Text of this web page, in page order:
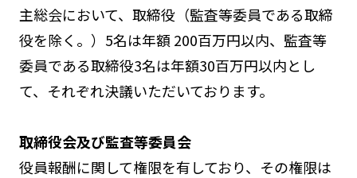
主総会において、取締役（監査等委員である取締
役を除く。）5名は年額 200百万円以内、監査等
委員である取締役3名は年額30百万円以内とし
て、それぞれ決議いただいております。
取締役会及び監査等委員会
役員報酬に関して権限を有しており、その権限は